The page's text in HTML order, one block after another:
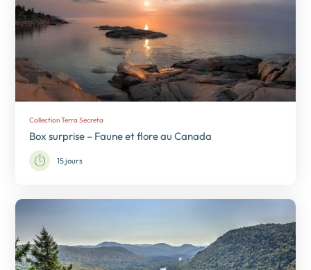
Collection Terra Secreta
Box surprise – Faune et flore au Canada
15 jours